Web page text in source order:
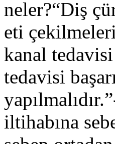
neler?“Diş
eti
kanal tedavisi
tedavisi
iltihabına